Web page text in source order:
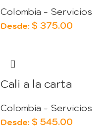
Colombia - Servicios
Desde: $ 375.00
Cali a la carta
Colombia - Servicios
Desde: $ 545.00